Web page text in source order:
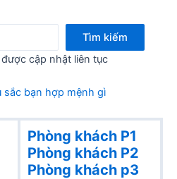
Tìm kiếm
cập nhật liên tục
sắc bạn hợp mệnh gì
Phòng khách P1
Phòng khách P2
Phòng khách p3